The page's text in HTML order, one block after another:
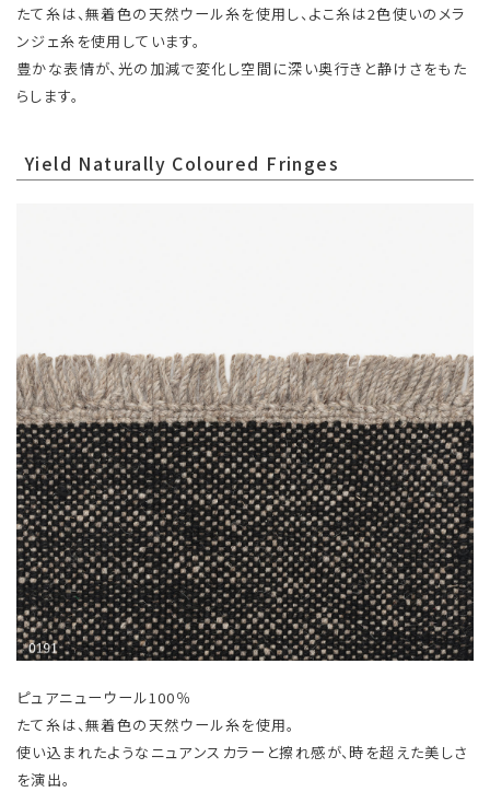
たて糸は、無着色の天然ウール糸を使用し、よこ糸は2色使いのメラ
ンジェ糸を使用しています。
豊かな表情が、光の加減で変化し空間に深い奥行きと静けさをもた
らします。
Yield Naturally Coloured Fringes
ピュアニューウール100％
たて糸は、無着色の天然ウール糸を使用。
使い込まれたようなニュアンスカラーと擦れ感が、時を超えた美しさ
を演出。